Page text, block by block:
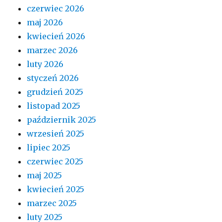
czerwiec 2026
maj 2026
kwiecień 2026
marzec 2026
luty 2026
styczeń 2026
grudzień 2025
listopad 2025
październik 2025
wrzesień 2025
lipiec 2025
czerwiec 2025
maj 2025
kwiecień 2025
marzec 2025
luty 2025